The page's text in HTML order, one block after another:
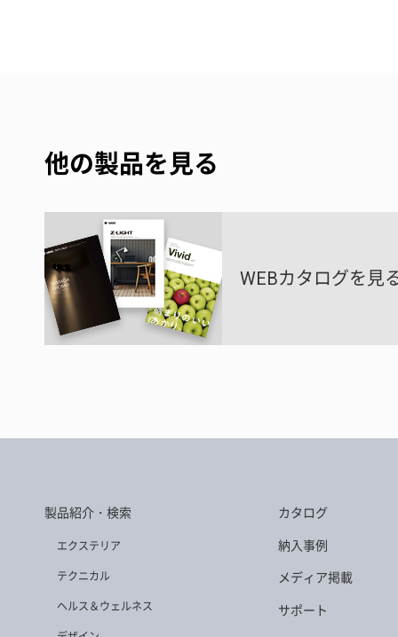
他の製品を見る
WEBカタログを見
製品紹介・検索
エクステリア
テクニカル
ヘルス＆ウェルネス
カタログ
納入事例
メディア掲載
サポート